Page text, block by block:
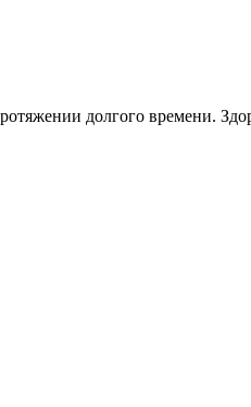
долгого времени.